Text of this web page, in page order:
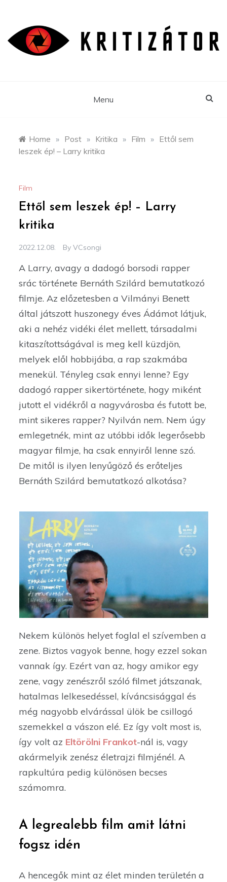
content
Menu
Home » Post » Kritika » Film » Ettől sem
leszek ép! – Larry kritika
Film
Ettől sem leszek ép! – Larry
kritika
2022.12.08. ByVCsongi
A Larry, avagy a dadogó borsodi rapper
srác története Bernáth Szilárd bemutatkozó
filmje. Az előzetesben a Vilmányi Benett
által játszott huszonegy éves Ádámot látjuk,
aki a nehéz vidéki élet mellett, társadalmi
kitaszítottságával is meg kell küzdjön,
melyek elől hobbijába, a rap szakmába
menekül. Tényleg csak ennyi lenne? Egy
dadogó rapper sikertörténete, hogy miként
jutott el vidékről a nagyvárosba és futott be,
mint sikeres rapper? Nyilván nem. Nem úgy
emlegetnék, mint az utóbbi idők legerősebb
magyar filmje, ha csak ennyiről lenne szó.
De mitől is ilyen lenyűgöző és erőteljes
Bernáth Szilárd bemutatkozó alkotása?
Nekem különös helyet foglal el szívemben a
zene. Biztos vagyok benne, hogy ezzel sokan
vannak így. Ezért van az, hogy amikor egy
zene, vagy zenészről szóló filmet játszanak,
hatalmas lelkesedéssel, kíváncsisággal és
még nagyobb elvárással ülök be csillogó
szemekkel a vászon elé. Ez így volt most is,
így volt az Eltörölni Frankot-nál is, vagy
akármelyik zenész életrajzi filmjénél. A
rapkultúra pedig különösen becses
számomra.
A legrealebb film amit látni
fogsz idén
A hencegők mint az élet minden területén a